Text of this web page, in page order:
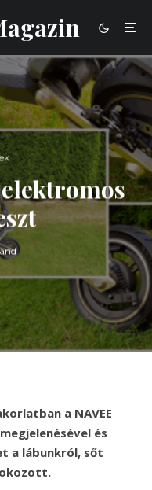
elektromos
a NAVEE
és
a lábunkról, sőt